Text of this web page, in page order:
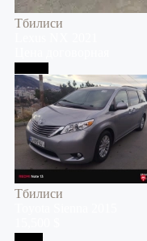
Тбилиси
Тбилиси